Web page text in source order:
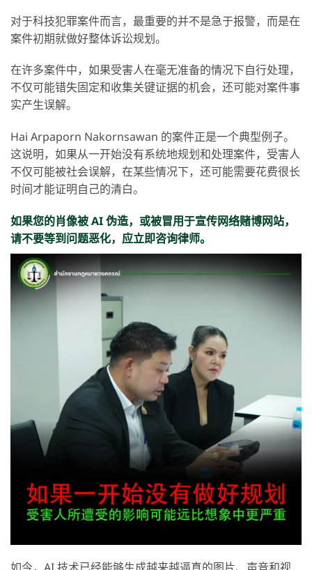
对于科技犯罪案件而言，最重要的并不是急于报警，而是在
案件初期就做好整体诉讼规划。
在许多案件中，如果受害人在毫无准备的情况下自行处理，
不仅可能错失固定和收集关键证据的机会，还可能对案件事
实产生误解。
Hai Arpaporn Nakornsawan 的案件正是一个典型例子。
这说明，如果从一开始没有系统地规划和处理案件，受害人
不仅可能被社会误解，在某些情况下，还可能需要花费很长
时间才能证明自己的清白。
如果您的肖像被 AI 伪造，或被冒用于宣传网络赌博网站，
请不要等到问题恶化，应立即咨询律师。